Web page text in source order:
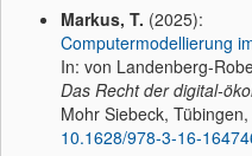
Markus, T. (2025):
Computermodellierung
In: von Landenberg-
Das Recht der digital-
Mohr Siebeck,
10.1628/978-3-16-